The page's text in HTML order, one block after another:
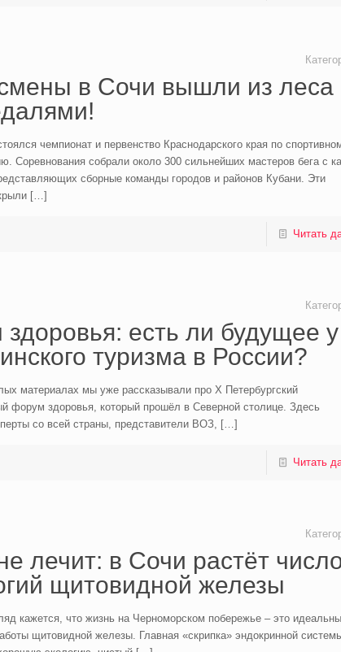
в Сочи вышли из леса
чемпионат и первенство Краснодарского края по
Соревнования собрали около 300 сильнейших мастеров бега с
сборные команды городов и районов Кубани. Эти
[…]
Читать
есть ли будущее у
туризма в России?
материалах мы уже рассказывали про Х Петербургский
форум здоровья, который прошёл в Северной столице. Здесь
со всей страны, представители ВОЗ, […]
Читать
лечит: в Сочи растёт
щитовидной железы
кажется, что жизнь на Черноморском побережье – это
щитовидной железы. Главная «скрипка» эндокринной